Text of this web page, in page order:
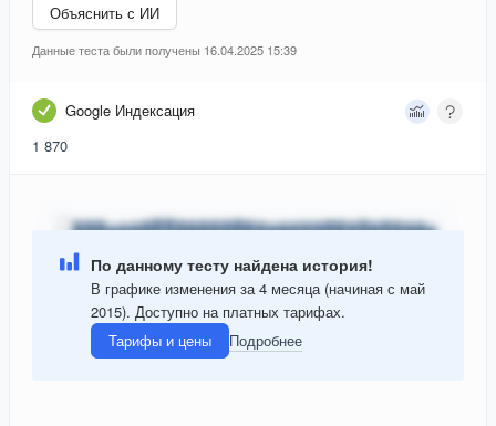
Объяснить с ИИ
Данные теста были получены 16.04.2025 15:39
Google Индексация
1 870
По данному тесту найдена история!
В графике изменения за 4 месяца (начиная с май
2015). Доступно на платных тарифах.
Тарифы и цены
Подробнее